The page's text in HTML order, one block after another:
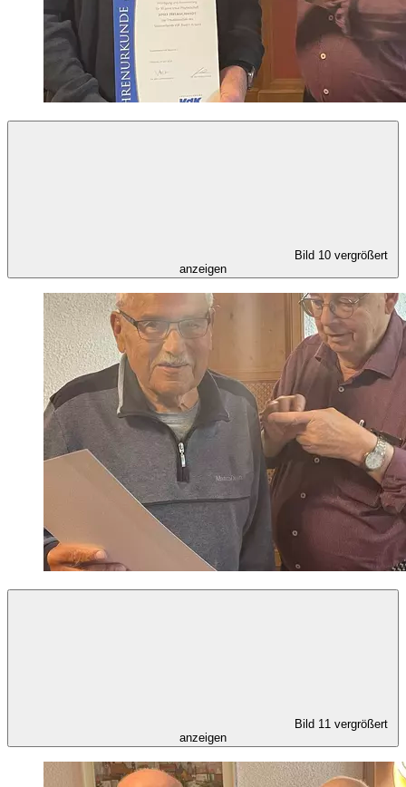
Bild 10 vergrößert
anzeigen
Bild 11 vergrößert
anzeigen